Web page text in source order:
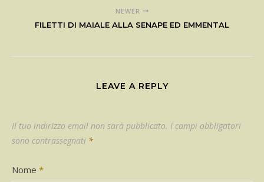
NEWER
FILETTI DI MAIALE ALLA SENAPE ED EMMENTAL
LEAVE A REPLY
Il tuo indirizzo email non sarà pubblicato. I campi obbligatori
sono contrassegnati *
Nome *